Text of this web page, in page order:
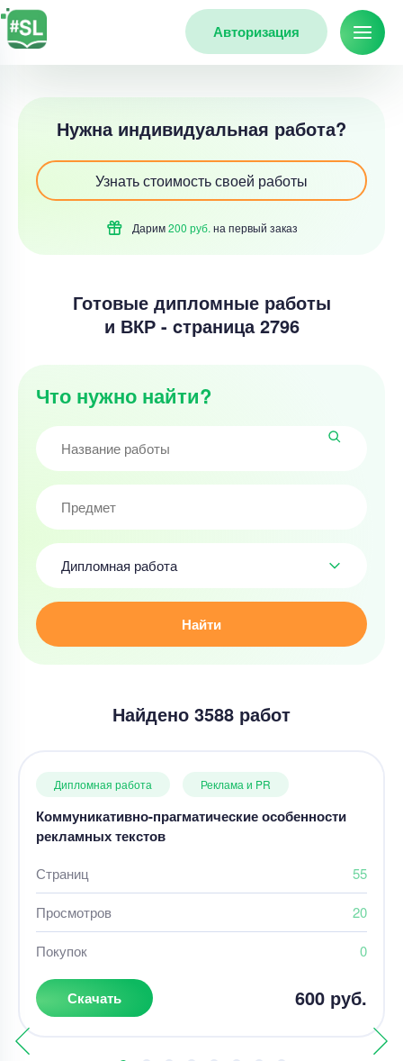
Авторизация
Нужна индивидуальная работа?
Узнать стоимость своей работы
Дарим200 руб. на первый заказ
Готовые дипломные работы
и ВКР - cтраница 2796
Что нужно найти?
Дипломная работа
Найти
Найдено 3588 работ
Дипломная работа Реклама и PR
Коммуникативно-прагматические особенности
рекламных текстов
Страниц 55
Просмотров 20
Покупок 0
Скачать 600 руб.